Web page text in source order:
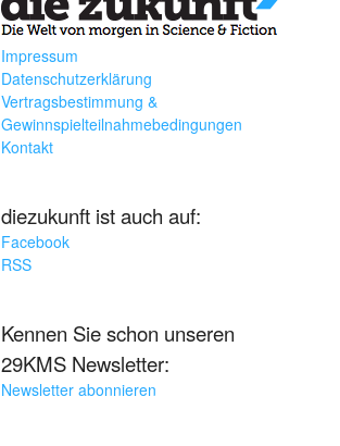
Impressum
Datenschutzerklärung
Vertragsbestimmung &
Gewinnspielteilnahmebedingungen
Kontakt
diezukunft ist auch auf:
Facebook
RSS
Kennen Sie schon unseren
29KMS Newsletter:
Newsletter abonnieren